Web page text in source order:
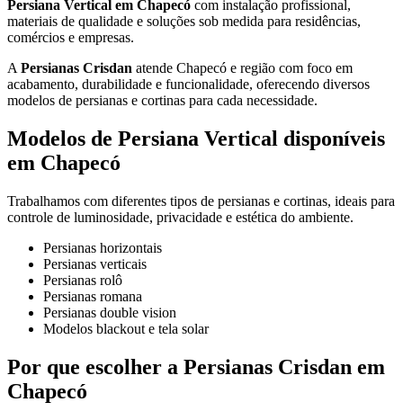
Persiana Vertical em Chapecó com instalação profissional,
materiais de qualidade e soluções sob medida para residências,
comércios e empresas.
A Persianas Crisdan atende Chapecó e região com foco em
acabamento, durabilidade e funcionalidade, oferecendo diversos
modelos de persianas e cortinas para cada necessidade.
Modelos de Persiana Vertical disponíveis
em Chapecó
Trabalhamos com diferentes tipos de persianas e cortinas, ideais para
controle de luminosidade, privacidade e estética do ambiente.
Persianas horizontais
Persianas verticais
Persianas rolô
Persianas romana
Persianas double vision
Modelos blackout e tela solar
Por que escolher a Persianas Crisdan em
Chapecó